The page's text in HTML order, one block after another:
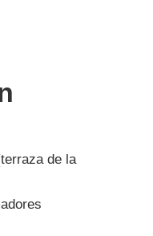
de la